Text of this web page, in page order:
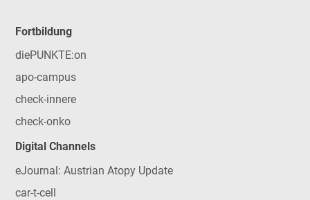
Fortbildung
diePUNKTE:on
apo-campus
check-innere
check-onko
Digital Channels
eJournal: Austrian Atopy Update
car-t-cell